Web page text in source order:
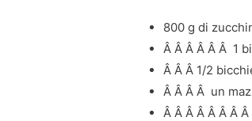
800 g di
Â Â Â Â Â Â 1
Â Â Â 1/2
Â Â Â Â un
Â Â Â Â Â Â Â